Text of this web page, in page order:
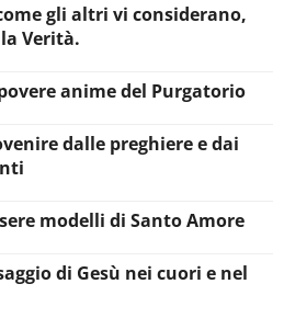
gli altri vi considerano,
Verità.
anime del Purgatorio
dalle preghiere e dai
modelli di Santo Amore
di Gesù nei cuori e nel